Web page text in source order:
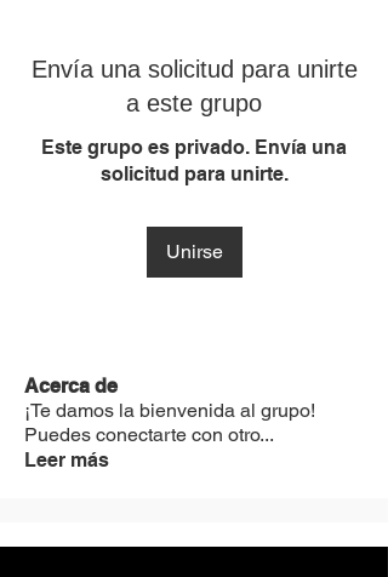
Envía una solicitud para unirte
a este grupo
Este grupo es privado. Envía una
solicitud para unirte.
Unirse
Acerca de
¡Te damos la bienvenida al grupo!
Puedes conectarte con otro...
Leer más